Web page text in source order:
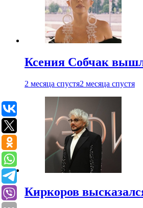
Ксения Собчак
2 месяца спустя2 месяца спустя
Киркоров